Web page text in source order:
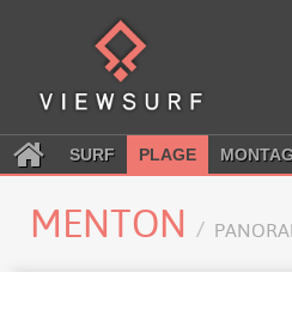
SURF PLAGE
MENTON